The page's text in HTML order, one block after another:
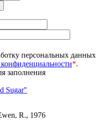
персональных данных
*.
заполнения
Sugar"
R., 1976